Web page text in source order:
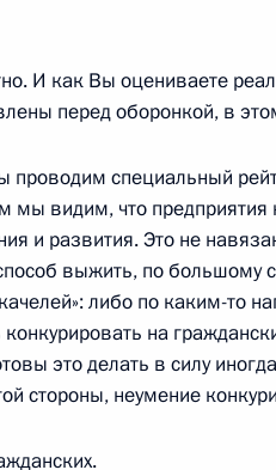
года, вторник
20:55 Москва, Кремль
заседание коллегии
14:30 Москва
года, понедельник
И как Вы оцениваете
перед оборонкой, в
проводим специальный
мы видим, что предприятия
и развития. Это не
выжить, по
либо по каким-то
конкурировать на
это делать в силу
стороны, неумение